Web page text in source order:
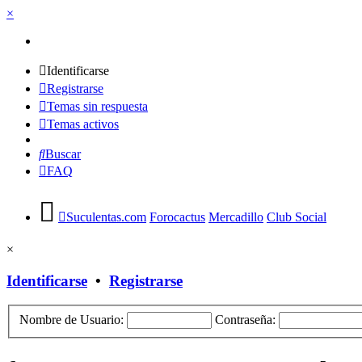
×
Identificarse
Registrarse
Temas sin respuesta
Temas activos
Buscar
FAQ
Suculentas.com Forocactus Mercadillo Club Social
×
Identificarse • Registrarse
Nombre de Usuario: Contraseña: